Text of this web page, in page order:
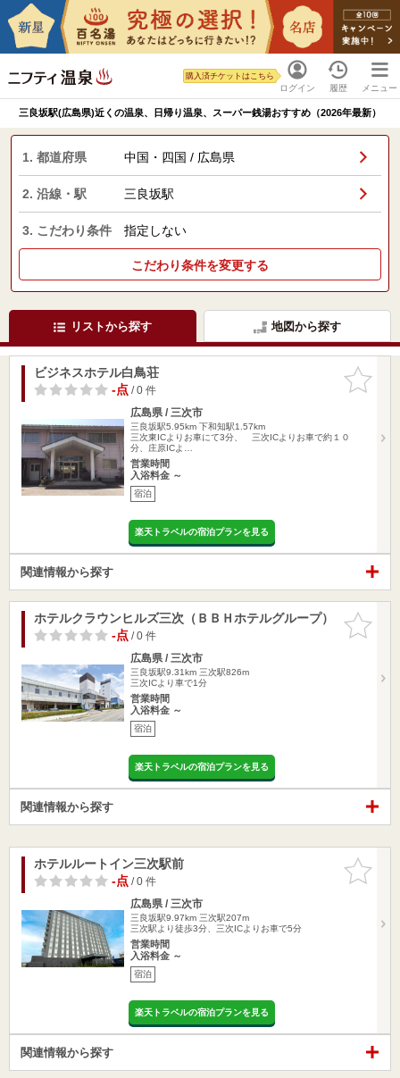
ログイン
購入済チケットはこちら
履歴 メニュー
三良坂駅(広島県)近くの温泉、日帰り温泉、スーパー銭湯おすすめ（2026年最新）
1. 都道府県 中国・四国 / 広島県
2. 沿線・駅 三良坂駅
3. こだわり条件 指定しない
こだわり条件を変更する
リストから探す 地図から探す
お気に入
りに追加
ビジネスホテル白鳥荘
-点/ 0 件
広島県 / 三次市
三良坂駅5.95km 下和知駅1.57km
三次東ICよりお車にて3分、 三次ICよりお車で約１０
分、庄原ICよ…
営業時間
入浴料金 ～
宿泊
楽天トラベルの宿泊プランを見る
関連情報から探す
お気に入
りに追加
ホテルクラウンヒルズ三次（ＢＢＨホテルグループ）
-点/ 0 件
広島県 / 三次市
三良坂駅9.31km 三次駅826m
三次ICより車で1分
営業時間
入浴料金 ～
宿泊
楽天トラベルの宿泊プランを見る
関連情報から探す
お気に入
りに追加
ホテルルートイン三次駅前
-点/ 0 件
広島県 / 三次市
三良坂駅9.97km 三次駅207m
三次駅より徒歩3分、三次ICよりお車で5分
営業時間
入浴料金 ～
宿泊
楽天トラベルの宿泊プランを見る
関連情報から探す